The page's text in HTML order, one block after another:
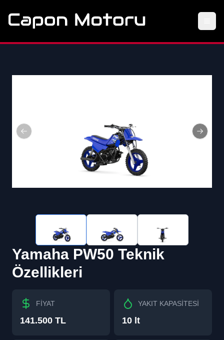
Previous slide Next
Yamaha PW50 Teknik
Özellikleri
FİYAT
141.500 TL
YAKIT KAPASİTESİ
10 lt